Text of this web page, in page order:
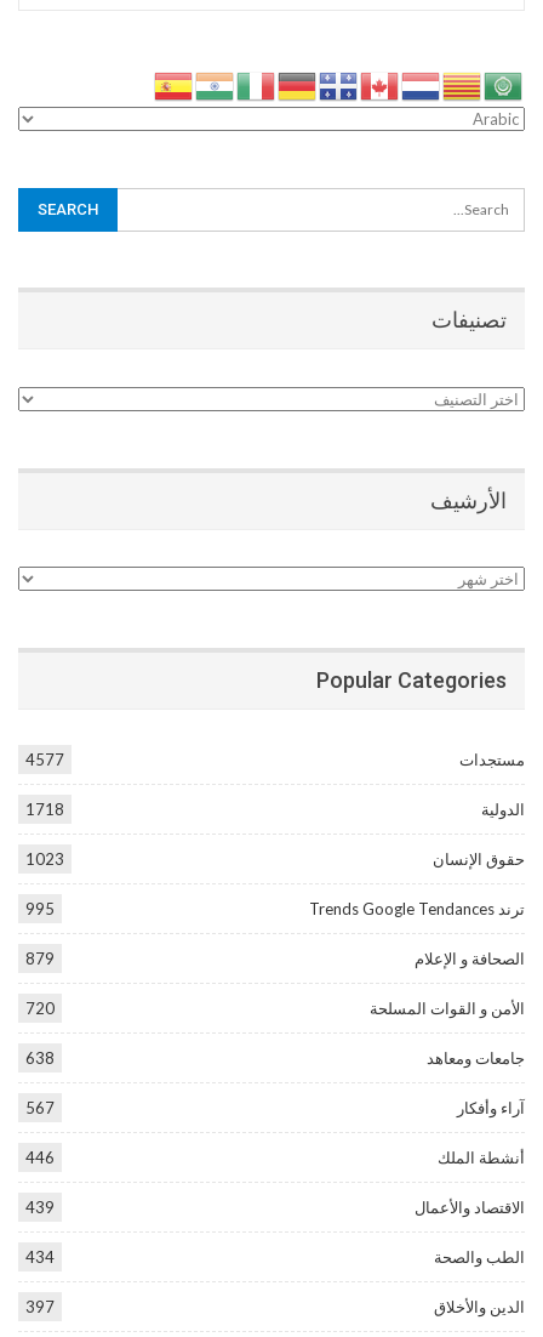
تصنيفات
تصنيفات
الأرشيف
الأرشيف
Popular Categories
مستجدات 4577
الدولية 1718
حقوق الإنسان 1023
ترند Trends Google Tendances 995
الصحافة و الإعلام 879
الأمن و القوات المسلحة 720
جامعات ومعاهد 638
آراء وأفكار 567
أنشطة الملك 446
الاقتصاد والأعمال 439
الطب والصحة 434
الدين والأخلاق 397